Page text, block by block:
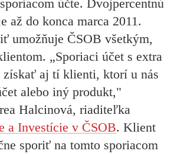
účte. Dvojpercentnú
až do konca marca 2011.
umožňuje ČSOB všetkým,
„Sporiaci účet s extra
získať aj tí klienti, ktorí u nás
alebo iný produkt,"
Halcinová, riaditeľka
a Investície v ČSOB. Klient
sporiť na tomto sporiacom